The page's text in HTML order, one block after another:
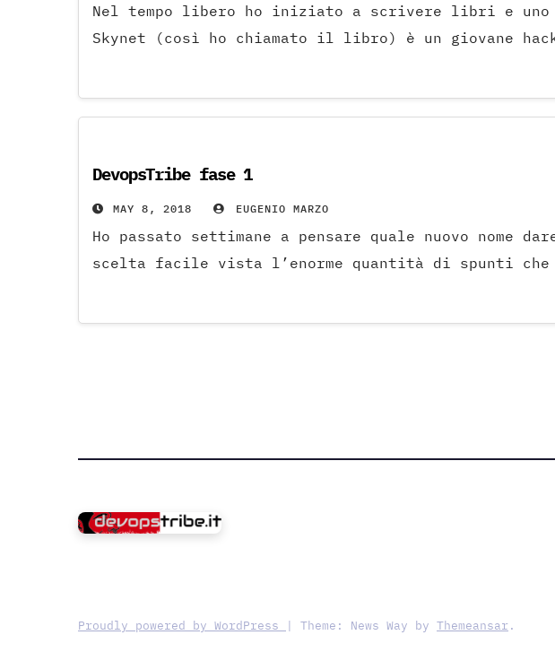
Nel tempo libero ho iniziato a scrivere libri e
Skynet (così ho chiamato il libro) è un giovane
DevopsTribe fase 1
MAY 8, 2018 EUGENIO MARZO
Ho passato settimane a pensare quale nuovo nome
scelta facile vista l’enorme quantità di spunti che
Proudly powered by WordPress | Theme: News Way by Themeansar .